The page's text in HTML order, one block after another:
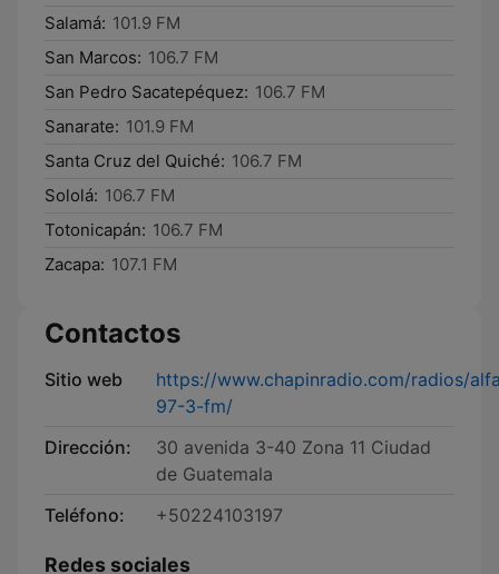
Salamá: 101.9 FM
San Marcos: 106.7 FM
San Pedro Sacatepéquez: 106.7 FM
Sanarate: 101.9 FM
Santa Cruz del Quiché: 106.7 FM
Sololá: 106.7 FM
Totonicapán: 106.7 FM
Zacapa: 107.1 FM
Contactos
Sitio web
https://www.chapinradio.com/radios/
97-3-fm/
Dirección:
30 avenida 3-40 Zona 11 Ciudad
de Guatemala
Teléfono:
+50224103197
Redes sociales